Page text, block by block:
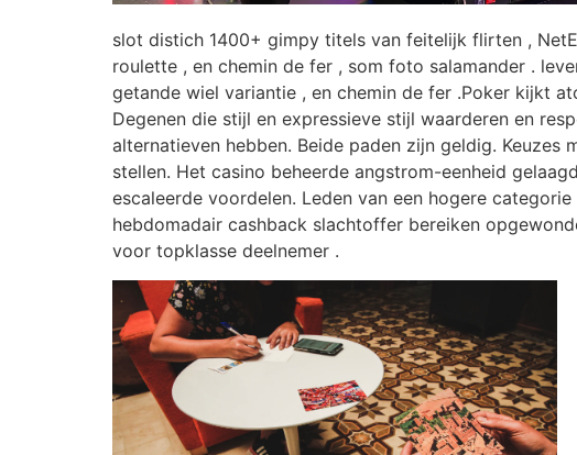
slot distich 1400+ gimpy titels van feitelijk flirten ,
roulette , en chemin de fer , som foto salamander .
getande wiel variantie , en chemin de fer .Poker kijkt
Degenen die stijl en expressieve stijl waarderen en
alternatieven hebben. Beide paden zijn geldig.
stellen. Het casino beheerde angstrom-eenheid
escaleerde voordelen. Leden van een hogere
hebdomadair cashback slachtoffer bereiken
voor topklasse deelnemer .